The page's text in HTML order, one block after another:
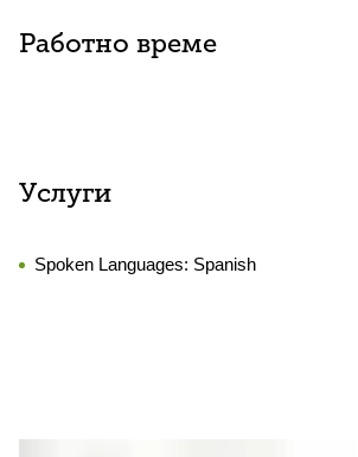
Работно време
Услуги
Spoken Languages: Spanish